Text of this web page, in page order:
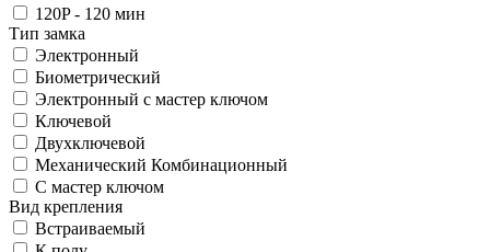
120P - 120 мин
Тип замка
Электронный
Биометрический
Электронный с мастер ключом
Ключевой
Двухключевой
Механический Комбинационный
С мастер ключом
Вид крепления
Встраиваемый